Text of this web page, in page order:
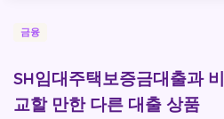
금융
SH임대주택보증금대출과 비
교할 만한 다른 대출 상품